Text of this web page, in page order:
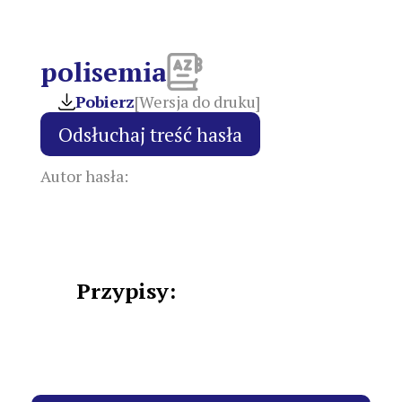
polisemia
Pobierz[Wersja do druku]
Autor hasła:
Przypisy: